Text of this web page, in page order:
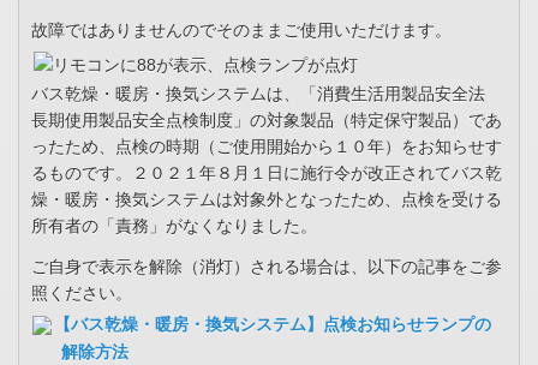
故障ではありませんのでそのままご使用いただけます。
バス乾燥・暖房・換気システムは、「消費生活用製品安全法
長期使用製品安全点検制度」の対象製品（特定保守製品）であ
ったため、点検の時期（ご使用開始から１０年）をお知らせす
るものです。２０２１年８月１日に施行令が改正されてバス乾
燥・暖房・換気システムは対象外となったため、点検を受ける
所有者の「責務」がなくなりました。
ご自身で表示を解除（消灯）される場合は、以下の記事をご参
照ください。
【バス乾燥・暖房・換気システム】点検お知らせランプの
解除方法